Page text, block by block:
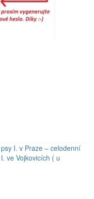
I. v Praze – celodenní
ve Vojkovicích ( u